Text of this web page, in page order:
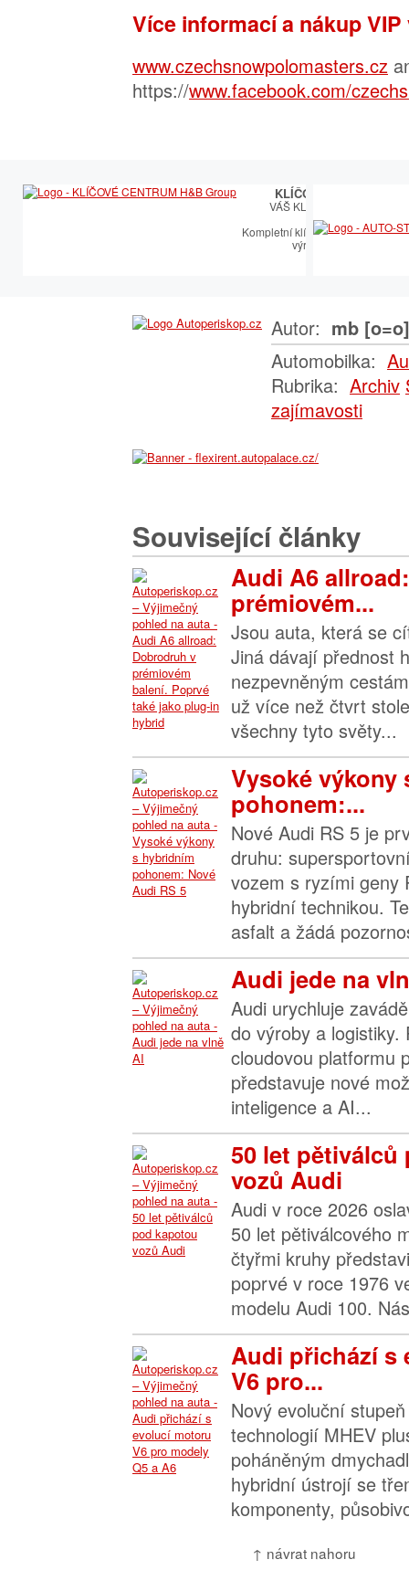
Více informací a nákup
www.czechsnowpolomasters.cz
https://www.facebook.com/
KLÍČOVÉ CENTRUM
VÁŠ KLÍČOVÝ PARTNER
Kompletní klíčařský sortiment
výroby autoklíčů
Autor: mb [o=o]
Automobilka:
Rubrika: Archiv
zajímavosti
Související články
Audi A6
prémiovém...
Jsou auta, která se
Jiná dávají přednost
nezpevněným
už více než čtvrt
všechny tyto světy...
Vysoké výkony
pohonem:...
Nové Audi RS 5 je
druhu:
vozem s ryzími geny
hybridní technikou.
asfalt a žádá
Audi jede na
Audi urychluje
do výroby a
cloudovou platformu
představuje nové
inteligence a AI...
50 let
vozů Audi
Audi v roce 2026
50 let pětiválcového
čtyřmi kruhy
poprvé v roce 1976
modelu Audi 100.
Audi přichází s
V6 pro...
Nový evoluční
technologií MHEV
poháněným
hybridní ústrojí se
komponenty,
↑ návrat nahoru